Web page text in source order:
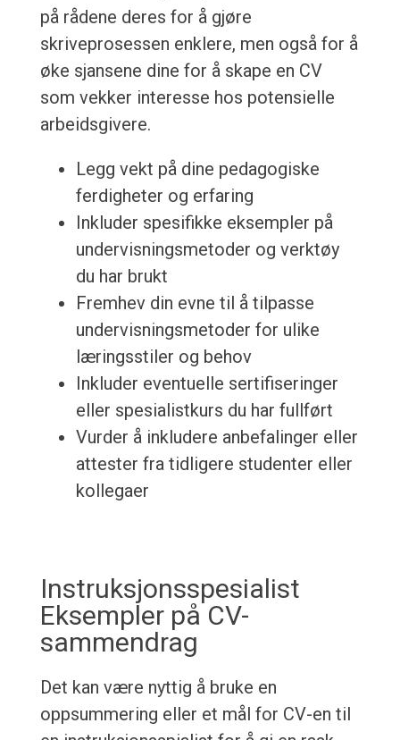
på rådene deres for å gjøre
skriveprosessen enklere, men også for å
øke sjansene dine for å skape en CV
som vekker interesse hos potensielle
arbeidsgivere.
Legg vekt på dine pedagogiske
ferdigheter og erfaring
Inkluder spesifikke eksempler på
undervisningsmetoder og verktøy
du har brukt
Fremhev din evne til å tilpasse
undervisningsmetoder for ulike
læringsstiler og behov
Inkluder eventuelle sertifiseringer
eller spesialistkurs du har fullført
Vurder å inkludere anbefalinger eller
attester fra tidligere studenter eller
kollegaer
Instruksjonsspesialist
Eksempler på CV-
sammendrag
Det kan være nyttig å bruke en
oppsummering eller et mål for CV-en til